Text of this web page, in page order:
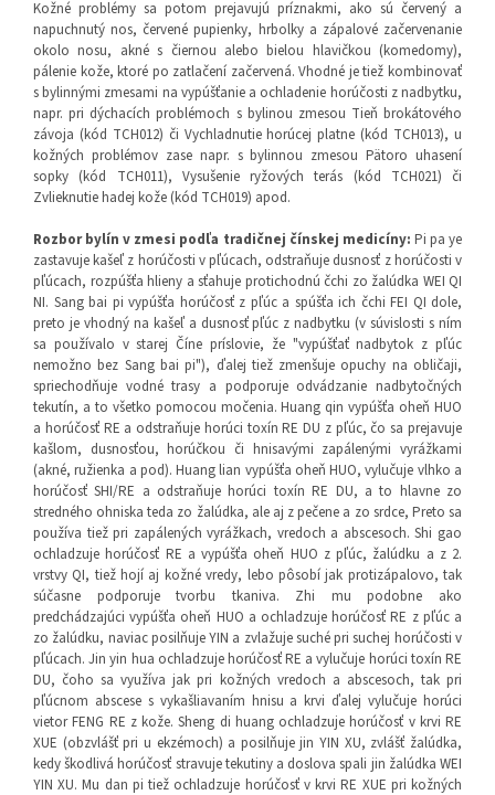
Kožné problémy sa potom prejavujú príznakmi, ako sú červený a
napuchnutý nos, červené pupienky, hrbolky a zápalové začervenanie
okolo nosu, akné s čiernou alebo bielou hlavičkou (komedomy),
pálenie kože, ktoré po zatlačení začervená. Vhodné je tiež kombinovať
s bylinnými zmesami na vypúšťanie a ochladenie horúčosti z nadbytku,
napr. pri dýchacích problémoch s bylinou zmesou Tieň brokátového
závoja (kód TCH012) či Vychladnutie horúcej platne (kód TCH013), u
kožných problémov zase napr. s bylinnou zmesou Pätoro uhasení
sopky (kód TCH011), Vysušenie ryžových terás (kód TCH021) či
Zvlieknutie hadej kože (kód TCH019) apod.
Rozbor bylín v zmesi podľa tradičnej čínskej medicíny: Pi pa ye
zastavuje kašeľ z horúčosti v pľúcach, odstraňuje dusnosť z horúčosti v
pľúcach, rozpúšťa hlieny a sťahuje protichodnú čchi zo žalúdka WEI QI
NI. Sang bai pi vypúšťa horúčosť z pľúc a spúšťa ich čchi FEI QI dole,
preto je vhodný na kašeľ a dusnosť pľúc z nadbytku (v súvislosti s ním
sa používalo v starej Číne príslovie, že "vypúšťať nadbytok z pľúc
nemožno bez Sang bai pi"), ďalej tiež zmenšuje opuchy na obličaji,
spriechodňuje vodné trasy a podporuje odvádzanie nadbytočných
tekutín, a to všetko pomocou močenia. Huang qin vypúšťa oheň HUO
a horúčosť RE a odstraňuje horúci toxín RE DU z pľúc, čo sa prejavuje
kašlom, dusnosťou, horúčkou či hnisavými zapálenými vyrážkami
(akné, ružienka a pod). Huang lian vypúšťa oheň HUO, vylučuje vlhko a
horúčosť SHI/RE a odstraňuje horúci toxín RE DU, a to hlavne zo
stredného ohniska teda zo žalúdka, ale aj z pečene a zo srdce, Preto sa
používa tiež pri zapálených vyrážkach, vredoch a abscesoch. Shi gao
ochladzuje horúčosť RE a vypúšťa oheň HUO z pľúc, žalúdku a z 2.
vrstvy QI, tiež hojí aj kožné vredy, lebo pôsobí jak protizápalovo, tak
súčasne podporuje tvorbu tkaniva. Zhi mu podobne ako
predchádzajúci vypúšťa oheň HUO a ochladzuje horúčosť RE z pľúc a
zo žalúdku, naviac posilňuje YIN a zvlažuje suché pri suchej horúčosti v
pľúcach. Jin yin hua ochladzuje horúčosť RE a vylučuje horúci toxín RE
DU, čoho sa využíva jak pri kožných vredoch a abscesoch, tak pri
pľúcnom abscese s vykašliavaním hnisu a krvi ďalej vylučuje horúci
vietor FENG RE z kože. Sheng di huang ochladzuje horúčosť v krvi RE
XUE (obzvlášť pri u ekzémoch) a posilňuje jin YIN XU, zvlášť žalúdka,
kedy škodlivá horúčosť stravuje tekutiny a doslova spali jin žalúdka WEI
YIN XU. Mu dan pi tiež ochladzuje horúčosť v krvi RE XUE pri kožných